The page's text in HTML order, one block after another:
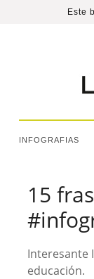
Este
INFOGRAFIAS
15
Interesante
educación.